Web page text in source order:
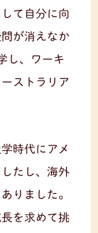
て自分に向
が消えなか
し、ワーキ
ストラリア
時代にアメ
たし、海外
りました。
を求めて挑